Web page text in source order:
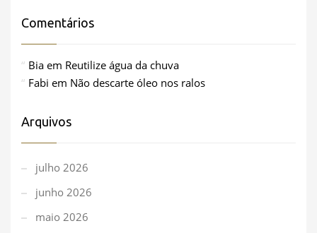
Comentários
Bia em Reutilize água da chuva
Fabi em Não descarte óleo nos ralos
Arquivos
julho 2026
junho 2026
maio 2026